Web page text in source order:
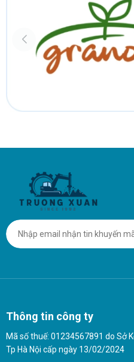
Thông tin công ty
Mã số thuế: 01234567891 do Sở
Tp Hà Nội cấp ngày 13/02/2024